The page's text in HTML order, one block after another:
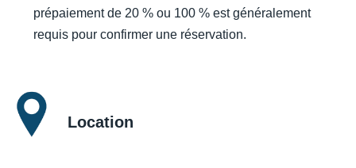
prépaiement de 20 % ou 100 % est généralement
requis pour confirmer une réservation.
Location